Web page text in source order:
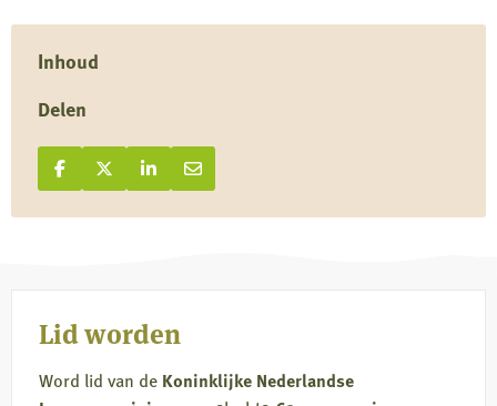
Inhoud
Delen
Deel op Facebook
Deel
op
Deel op X
Deel
op
Deel op LinkedIn
Deel
op
Deel via e-mail
Deel
via
Lid worden
Word lid van de Koninklijke Nederlandse